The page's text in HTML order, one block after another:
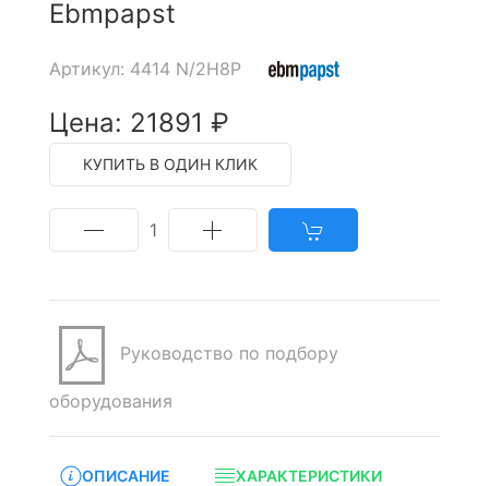
Ebmpapst
Артикул: 4414 N/2H8P
Цена: 21891 ₽
КУПИТЬ В ОДИН КЛИК
1
Руководство по подбору
оборудования
ОПИСАНИЕ
ХАРАКТЕРИСТИКИ